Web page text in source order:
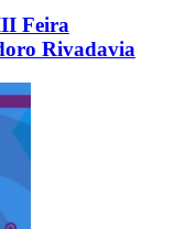
Feira
Rivadavia